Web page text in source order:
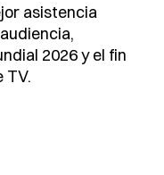
asistencia
2026 y el fin
TV.